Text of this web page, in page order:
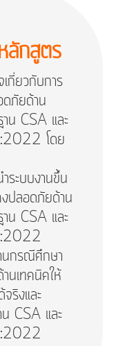
ลักสูตร
เกี่ยวกับการ
ภัยด้าน
น CSA และ
โดย
ำระบบงานขึ้น
ปลอดภัยด้าน
น CSA และ
นกรณีศึกษา
นเทคนิคให้
ริงและ
CSA และ